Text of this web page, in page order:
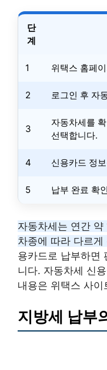
단
계
1 위택스 홈페
2 로그인 후 자
3
자동차세를
선택합니다.
4 신용카드 정
5 납부 완료 확
자동차세는 연간
차종에 따라 다르게
용카드로 납부하면
니다. 자동차세 신
내용은 위택스 사
지방세 납부